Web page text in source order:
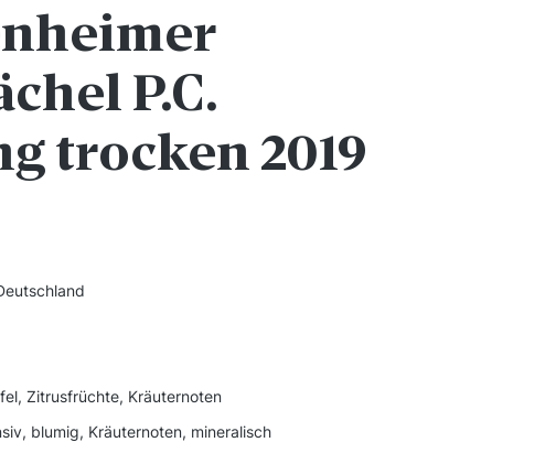
P.C.
trocken 2019
Zitrusfrüchte, Kräuternoten
blumig, Kräuternoten, mineralisch